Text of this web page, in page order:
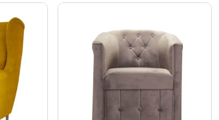
pentru televizor, care se completeaza excelent cu noua
un fotoliu classic sau poate chiar catre unfotoliu extensibil
cei care iubesc sa petreaca cat mai mult timp alaturi de toti cei
ales de
. In plus in cazul in care ai optat pentru
cu ajutorul unui fotoliu in nuante pastelate. De altfel,
completeaza perfect zona destinata cititului.
in locul potrivit. Fie ca optezi pentru un fotoliu catifea
Daca stilul clasic urmareste liniile drepte, stilul modern
poti opta fie pentru un fotoliu catifea in nuante pastelate,